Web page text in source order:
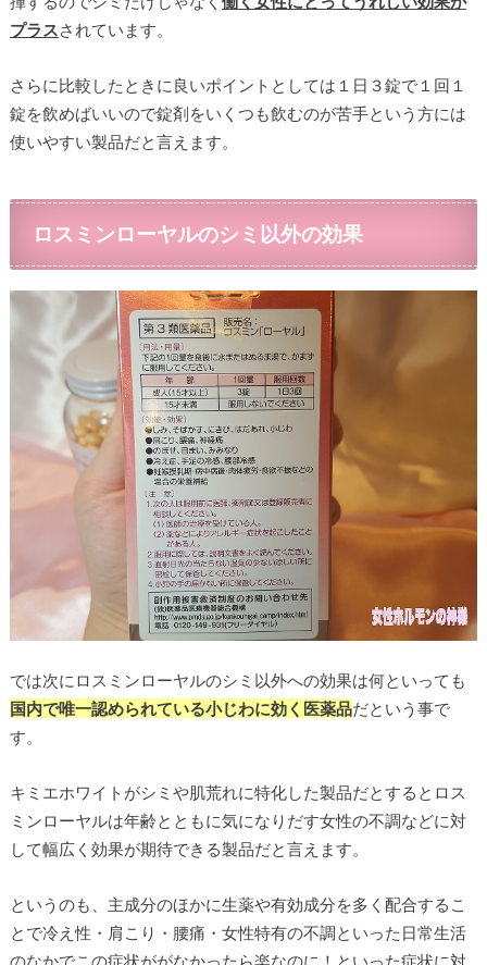
プラスされています。
さらに比較したときに良いポイントとしては１日３錠で１回１
錠を飲めばいいので錠剤をいくつも飲むのが苦手という方には
使いやすい製品だと言えます。
ロスミンローヤルのシミ以外の効果
では次にロスミンローヤルのシミ以外への効果は何といっても
国内で唯一認められている小じわに効く医薬品だという事で
す。
キミエホワイトがシミや肌荒れに特化した製品だとするとロス
ミンローヤルは年齢とともに気になりだす女性の不調などに対
して幅広く効果が期待できる製品だと言えます。
というのも、主成分のほかに生薬や有効成分を多く配合するこ
とで冷え性・肩こり・腰痛・女性特有の不調といった日常生活
のなかでこの症状ががなかったら楽なのに！といった症状に対